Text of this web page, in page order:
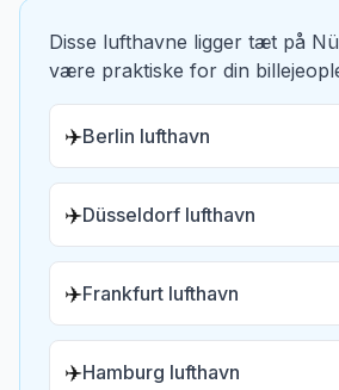
Disse lufthavne ligger tæt på
være praktiske for din
✈️Berlin lufthavn
✈️Düsseldorf lufthavn
✈️Frankfurt lufthavn
✈️Hamburg lufthavn